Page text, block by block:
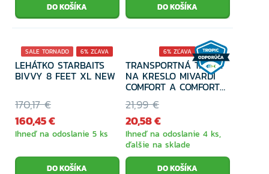
SALE TORNADO 6% ZĽAVA
LEHÁTKO STARBAITS
BIVVY 8 FEET XL NEW
170,17 €
160,45 €
Ihneď na odoslanie 5 ks
6% ZĽAVA
TRANSPORTNÁ TAŠKA
NA KRESLO MIVARDI
COMFORT A COMFORT
QUATTRO
21,99 €
20,58 €
Ihneď na odoslanie 4 ks,
ďalšie na sklade